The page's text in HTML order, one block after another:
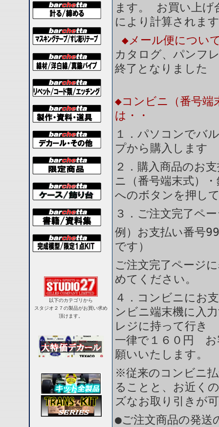
以下のカテゴリから
スタジオ２７の製品がお買い求め
頂けます。
ます。 お買い上
により計算されま
◆メール便につい
カタログ、パンフ
終了となりました
◆コンビニ（番号端
は・・
１．パソコンでバ
プから購入します
２．購入商品のお
ニ（番号端末式）
へのボタンを押し
３．ご注文完了ペ
例）お支払い番号
です）
ご注文完了ページ
めてください。
４．コンビニにお
ンビニ端末機に入
レジに持って行き
一律で１６０円 お
願いいたします。
※従来のコンビニ
ることと、お近く
ズなお取り引きが
●ご注文商品の発送